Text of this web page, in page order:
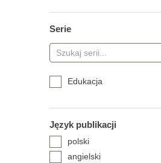
Serie
Edukacja
Język publikacji
polski
angielski